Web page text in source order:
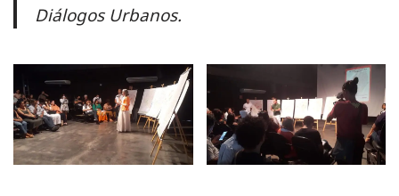
Diálogos Urbanos.